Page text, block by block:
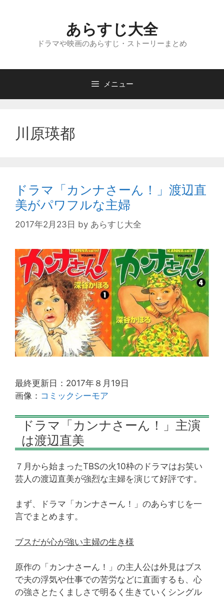
へ
あらすじ大全
ドラマや映画のあらすじ・ストーリーまとめ
メニュー
川原瑛都
ドラマ「カンナさーん！」渡辺直
美がパワフルな主婦
2017年2月23日 by あらすじ大全
最終更新日：2017年８月19日
画像： コミックシーモア
ドラマ「カンナさーん！」主演
は渡辺直美
７月から始まったTBSの火10枠のドラマはお笑い
芸人の渡辺直美が強烈な主婦を演じて好評です。
まず、ドラマ「カンナさーん！」のあらすじを一
言でまとめます。
ブスだが心が強い主婦の生き様
原作の「カンナさーん！」の主人公は外見はブス
で夫の浮気や仕事での苦労などに直面するも、心
の強さとたくましさで明るく生きていくシングル